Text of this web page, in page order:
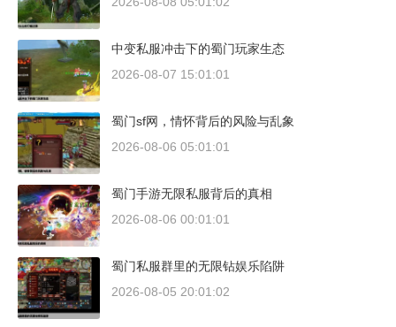
中变私服冲击下的蜀门玩家生态
2026-08-07 15:01:01
蜀门sf网，情怀背后的风险与乱象
2026-08-06 05:01:01
蜀门手游无限私服背后的真相
2026-08-06 00:01:01
蜀门私服群里的无限钻娱乐陷阱
2026-08-05 20:01:02